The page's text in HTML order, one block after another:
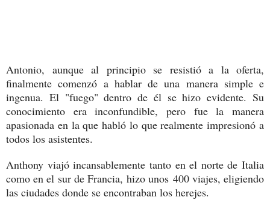
Antonio, aunque al principio se resistió a la oferta,
finalmente comenzó a hablar de una manera simple e
ingenua. El "fuego" dentro de él se hizo evidente. Su
conocimiento era inconfundible, pero fue la manera
apasionada en la que habló lo que realmente impresionó a
todos los asistentes.
Anthony viajó incansablemente tanto en el norte de Italia
como en el sur de Francia, hizo unos 400 viajes, eligiendo
las ciudades donde se encontraban los herejes.